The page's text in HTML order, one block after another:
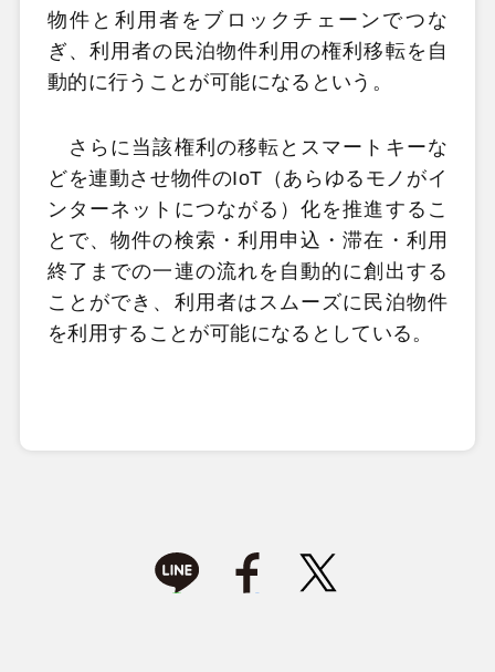
物件と利用者をブロックチェーンでつな
ぎ、利用者の民泊物件利用の権利移転を自
動的に行うことが可能になるという。
さらに当該権利の移転とスマートキーな
どを連動させ物件のIoT（あらゆるモノがイ
ンターネットにつながる）化を推進するこ
とで、物件の検索・利用申込・滞在・利用
終了までの一連の流れを自動的に創出する
ことができ、利用者はスムーズに民泊物件
を利用することが可能になるとしている。